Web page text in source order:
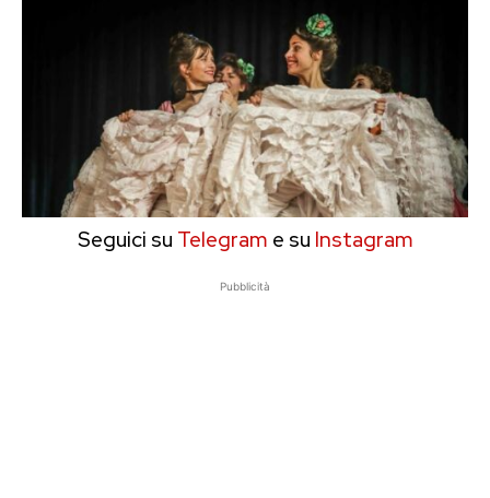
Seguici su Telegram e su Instagram
Pubblicità